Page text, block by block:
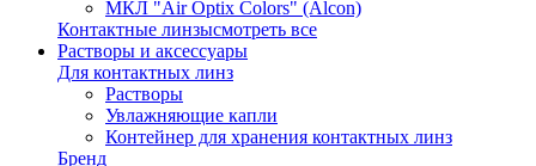
МКЛ "Air Optix Colors" (Alcon)
Контактные линзысмотреть все
Растворы и аксессуары
Для контактных линз
Растворы
Увлажняющие капли
Контейнер для хранения контактных линз
Бренд